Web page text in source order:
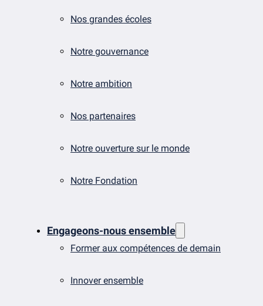
Nos grandes écoles
Notre gouvernance
Notre ambition
Nos partenaires
Notre ouverture sur le monde
Notre Fondation
Engageons-nous ensemble
Former aux compétences de demain
Innover ensemble